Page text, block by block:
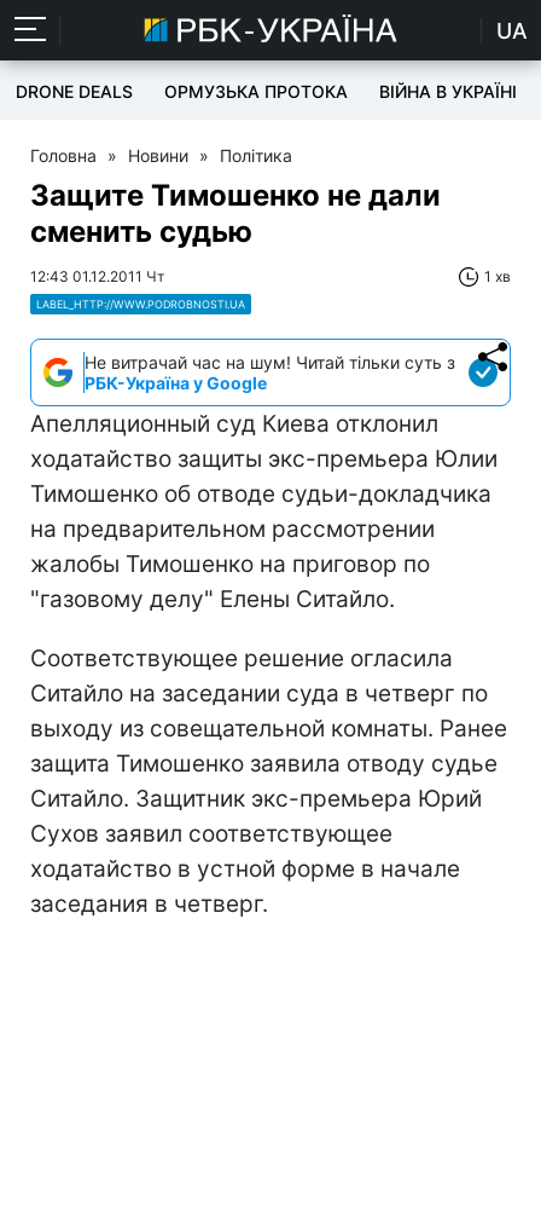
UA
DRONE DEALS ОРМУЗЬКА ПРОТОКА ВІЙНА В УКРАЇНІ
Головна » Новини » Політика
Защите Тимошенко не дали
сменить судью
12:43 01.12.2011 Чт 1 хв
LABEL_HTTP://WWW.PODROBNOSTI.UA
Не витрачай час на шум! Читай тільки суть з
РБК-Україна у Google
Апелляционный суд Киева отклонил
ходатайство защиты экс-премьера Юлии
Тимошенко об отводе судьи-докладчика
на предварительном рассмотрении
жалобы Тимошенко на приговор по
"газовому делу" Елены Ситайло.
Соответствующее решение огласила
Ситайло на заседании суда в четверг по
выходу из совещательной комнаты. Ранее
защита Тимошенко заявила отводу судье
Ситайло. Защитник экс-премьера Юрий
Сухов заявил соответствующее
ходатайство в устной форме в начале
заседания в четверг.